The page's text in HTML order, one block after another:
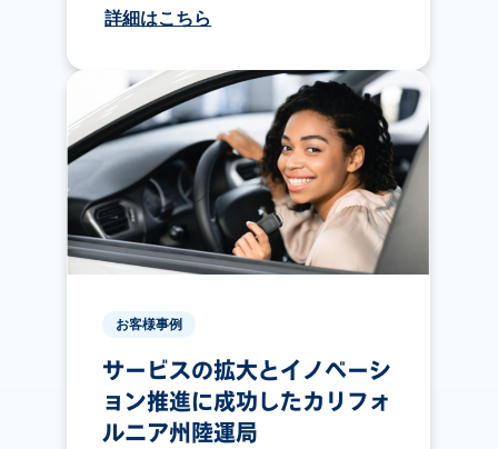
詳細はこちら
お客様事例
サービスの拡大とイノベーシ
ョン推進に成功したカリフォ
ルニア州陸運局